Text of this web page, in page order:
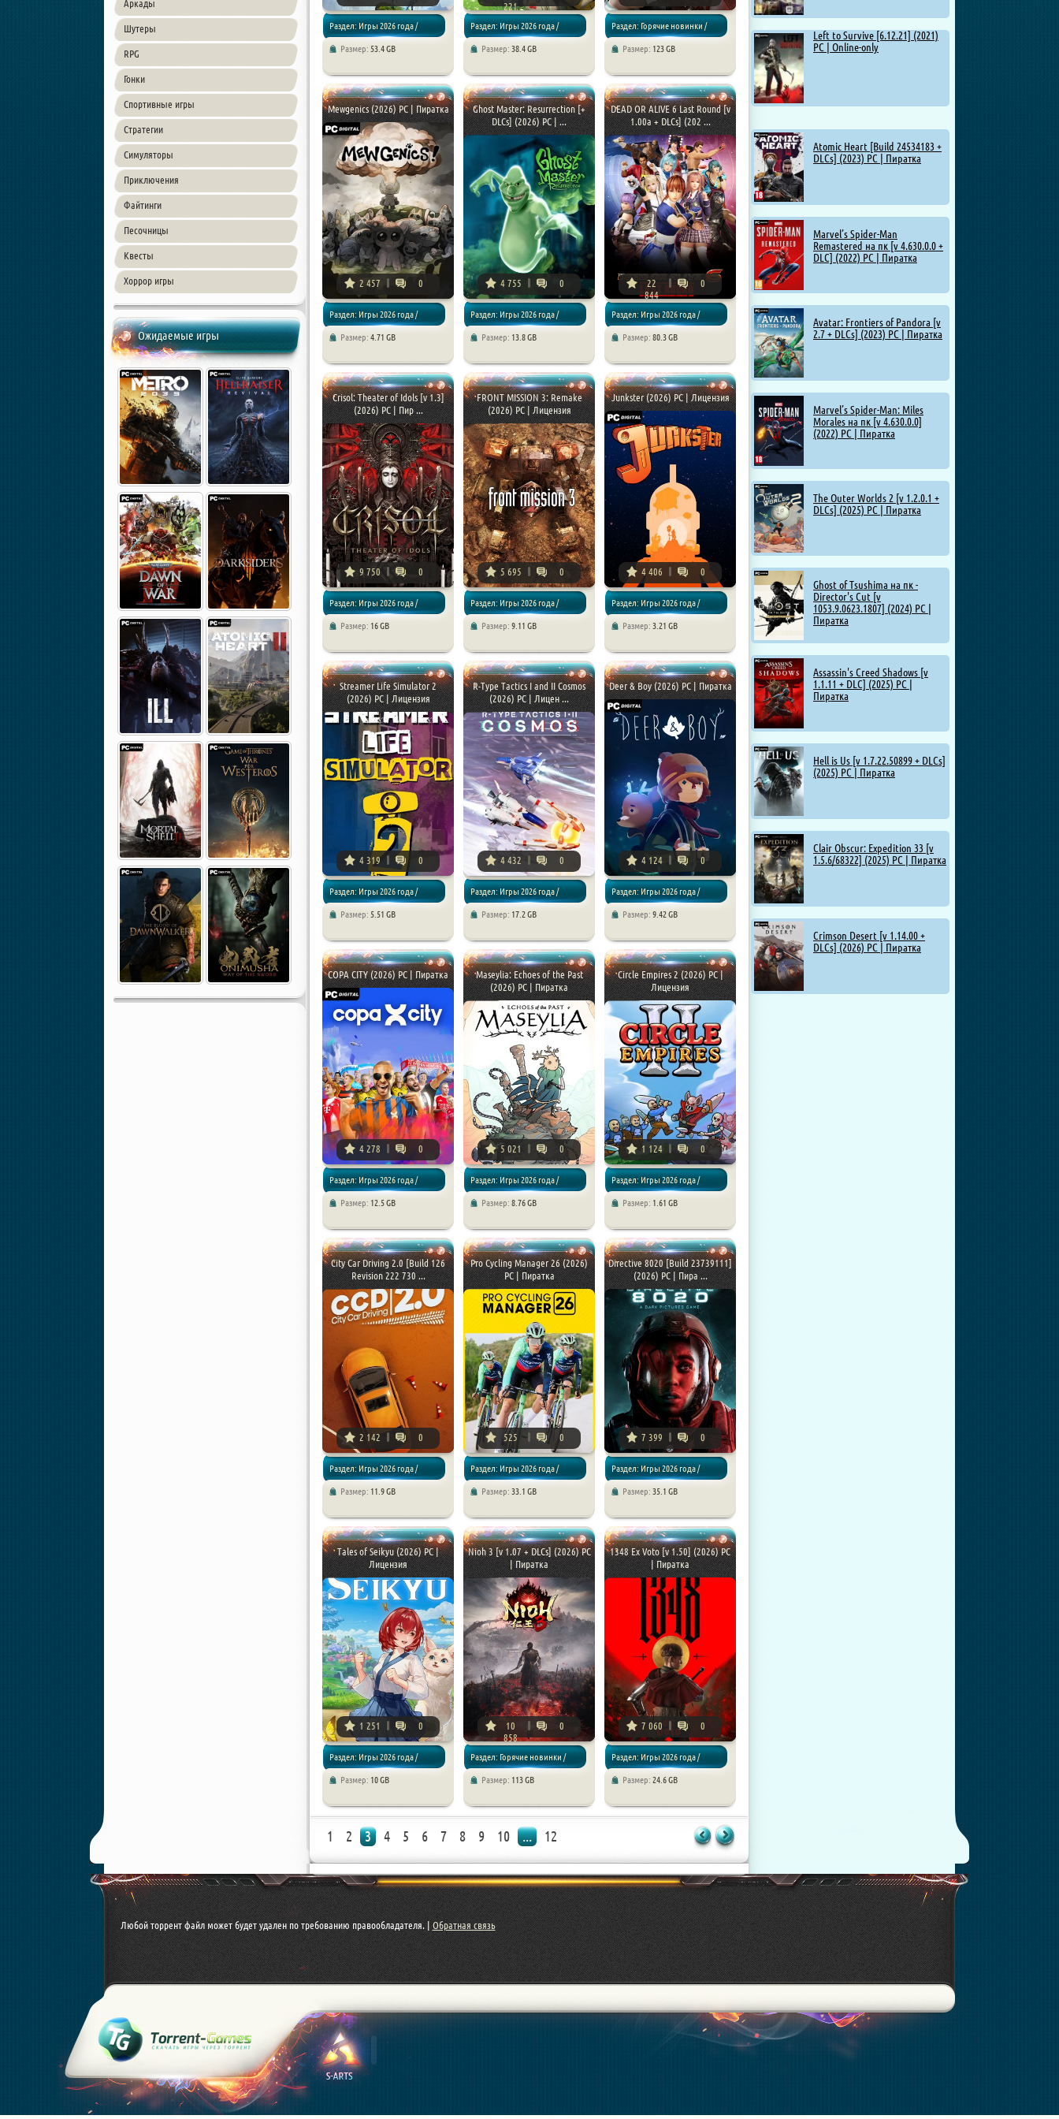
Аркады
Шутеры
RPG
Гонки
Спортивные игры
Стратегии
Симуляторы
Приключения
Файтинги
Песочницы
Квесты
Хоррор игры
Ожидаемые игры
Left to Survive [6.12.21] (2021)
PC | Online-only
Atomic Heart [Build 24534183 +
DLCs] (2023) PC | Пиратка
Marvel’s Spider-Man
Remastered на пк [v 4.630.0.0 +
DLC] (2022) PC | Пиратка
Avatar: Frontiers of Pandora [v
2.7 + DLCs] (2023) PC | Пиратка
Marvel’s Spider-Man: Miles
Morales на пк [v 4.630.0.0]
(2022) PC | Пиратка
The Outer Worlds 2 [v 1.2.0.1 +
DLCs] (2025) PC | Пиратка
Ghost of Tsushima на пк -
Director's Cut [v
1053.9.0623.1807] (2024) PC |
Пиратка
Assassin's Creed Shadows [v
1.1.11 + DLC] (2025) PC |
Пиратка
Hell is Us [v 1.7.22.50899 + DLCs]
(2025) PC | Пиратка
Clair Obscur: Expedition 33 [v
1.5.6/68322] (2025) PC | Пиратка
Crimson Desert [v 1.14.00 +
DLCs] (2026) PC | Пиратка
Раздел: Игры 2026 года /
Размер: 53.4 GB
221
Раздел: Игры 2026 года /
Размер: 38.4 GB
Раздел: Горячие новинки /
Приключения
Размер: 123 GB
Mewgenics (2026) PC | Пиратка
2 457 0
Раздел: Игры 2026 года /
Размер: 4.71 GB
Ghost Master: Resurrection [+
DLCs] (2026) PC | ...
4 755 0
Раздел: Игры 2026 года /
Размер: 13.8 GB
DEAD OR ALIVE 6 Last Round [v
1.00a + DLCs] (202 ...
22
844
0
Раздел: Игры 2026 года /
Размер: 80.3 GB
Crisol: Theater of Idols [v 1.3]
(2026) PC | Пир ...
9 750 0
Раздел: Игры 2026 года /
игры
Размер: 16 GB
FRONT MISSION 3: Remake
(2026) PC | Лицензия
5 695 0
Раздел: Игры 2026 года /
Размер: 9.11 GB
Junkster (2026) PC | Лицензия
4 406 0
Раздел: Игры 2026 года /
Размер: 3.21 GB
Streamer Life Simulator 2
(2026) PC | Лицензия
4 319 0
Раздел: Игры 2026 года /
Размер: 5.51 GB
R-Type Tactics I and II Cosmos
(2026) PC | Лицен ...
4 432 0
Раздел: Игры 2026 года /
Размер: 17.2 GB
Deer & Boy (2026) PC | Пиратка
4 124 0
Раздел: Игры 2026 года /
Размер: 9.42 GB
COPA CITY (2026) PC | Пиратка
4 278 0
Раздел: Игры 2026 года /
Размер: 12.5 GB
Maseylia: Echoes of the Past
(2026) PC | Пиратка
5 021 0
Раздел: Игры 2026 года /
Размер: 8.76 GB
Circle Empires 2 (2026) PC |
Лицензия
1 124 0
Раздел: Игры 2026 года /
Размер: 1.61 GB
City Car Driving 2.0 [Build 126
Revision 222 730 ...
2 142 0
Раздел: Игры 2026 года /
Размер: 11.9 GB
Pro Cycling Manager 26 (2026)
PC | Пиратка
525 0
Раздел: Игры 2026 года /
Размер: 33.1 GB
Directive 8020 [Build 23739111]
(2026) PC | Пира ...
7 399 0
Раздел: Игры 2026 года /
Размер: 35.1 GB
Tales of Seikyu (2026) PC |
Лицензия
1 251 0
Раздел: Игры 2026 года /
Размер: 10 GB
Nioh 3 [v 1.07 + DLCs] (2026) PC
| Пиратка
10
858
0
Раздел: Горячие новинки /
Размер: 113 GB
1348 Ex Voto [v 1.50] (2026) PC
| Пиратка
7 060 0
Раздел: Игры 2026 года /
Размер: 24.6 GB
1 2 3 4 5 6 7 8 9 10 ... 12
Любой торрент файл может будет удален по требованию правообладателя. |Обратная связь